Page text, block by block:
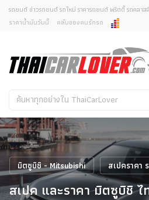
ยกเลิกการแจ้ง
คุณต้องการยกเลิกการแจ้งเตือนข่
ใช่หรือไม่
ไม่
รถยนต์ ข่าวรถยนต์ รถใหม่ ราคารถยนต์ พริตตี้ รถคลาส
ราคาน้ำมันวันนี้
คลับของคนรักรถ
มิตซูบิชิ - Mitsubishi สเปคราคา
สเปค และราคา มิตซูบิชิ